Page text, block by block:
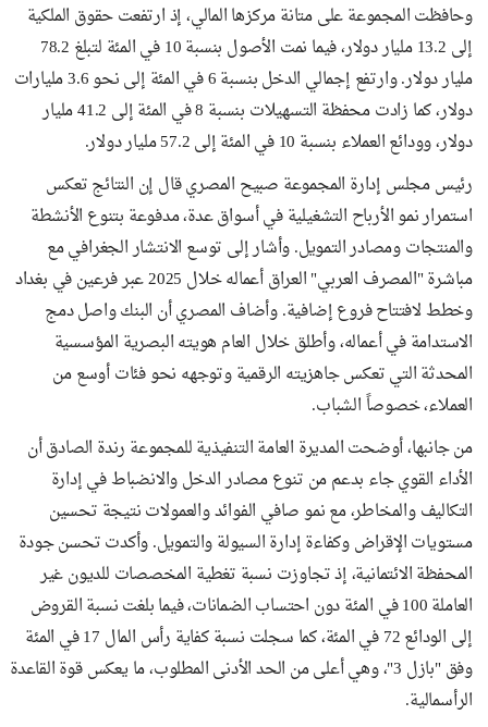
وحافظت المجموعة على متانة مركزها المالي، إذ ارتفعت حقوق الملكية
إلى 13.2 مليار دولار، فيما نمت الأصول بنسبة 10 في المئة لتبلغ 78.2
مليار دولار. وارتفع إجمالي الدخل بنسبة 6 في المئة إلى نحو 3.6 مليارات
دولار، كما زادت محفظة التسهيلات بنسبة 8 في المئة إلى 41.2 مليار
دولار، وودائع العملاء بنسبة 10 في المئة إلى 57.2 مليار دولار.
رئيس مجلس إدارة المجموعة صبيح المصري قال إن النتائج تعكس
استمرار نمو الأرباح التشغيلية في أسواق عدة، مدفوعة بتنوع الأنشطة
والمنتجات ومصادر التمويل. وأشار إلى توسع الانتشار الجغرافي مع
مباشرة "المصرف العربي" العراق أعماله خلال 2025 عبر فرعين في بغداد
وخطط لافتتاح فروع إضافية. وأضاف المصري أن البنك واصل دمج
الاستدامة في أعماله، وأطلق خلال العام هويته البصرية المؤسسية
المحدثة التي تعكس جاهزيته الرقمية وتوجهه نحو فئات أوسع من
العملاء، خصوصاً الشباب.
من جانبها، أوضحت المديرة العامة التنفيذية للمجموعة رندة الصادق أن
الأداء القوي جاء بدعم من تنوع مصادر الدخل والانضباط في إدارة
التكاليف والمخاطر، مع نمو صافي الفوائد والعمولات نتيجة تحسين
مستويات الإقراض وكفاءة إدارة السيولة والتمويل. وأكدت تحسن جودة
المحفظة الائتمانية، إذ تجاوزت نسبة تغطية المخصصات للديون غير
العاملة 100 في المئة دون احتساب الضمانات، فيما بلغت نسبة القروض
إلى الودائع 72 في المئة، كما سجلت نسبة كفاية رأس المال 17 في المئة
وفق "بازل 3"، وهي أعلى من الحد الأدنى المطلوب، ما يعكس قوة القاعدة
الرأسمالية.